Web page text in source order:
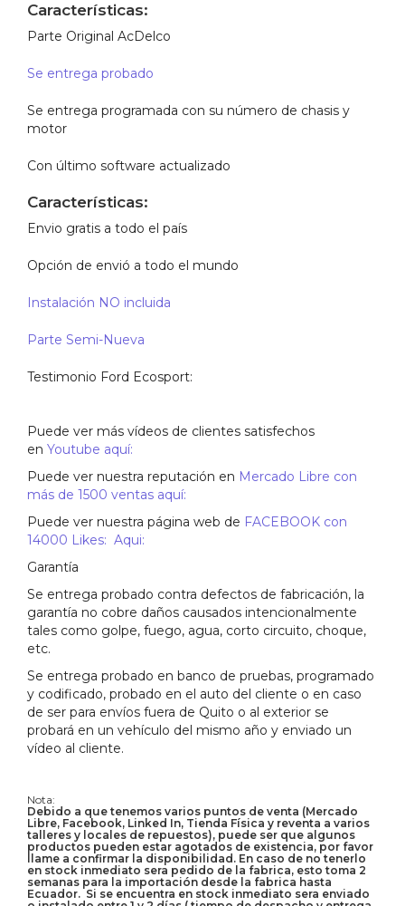
Características:
Parte Original AcDelco
Se entrega probado
Se entrega programada con su número de chasis y
motor
Con último software actualizado
Características:
Envio gratis a todo el país
Opción de envió a todo el mundo
Instalación NO incluida
Parte Semi-Nueva
Testimonio Ford Ecosport:
Puede ver más vídeos de clientes satisfechos
en Youtube aquí:
Puede ver nuestra reputación en Mercado Libre con
más de 1500 ventas aquí:
Puede ver nuestra página web de FACEBOOK con
14000 Likes: Aqui:
Garantía
Se entrega probado contra defectos de fabricación, la
garantía no cobre daños causados intencionalmente
tales como golpe, fuego, agua, corto circuito, choque,
etc.
Se entrega probado en banco de pruebas, programado
y codificado, probado en el auto del cliente o en caso
de ser para envíos fuera de Quito o al exterior se
probará en un vehículo del mismo año y enviado un
vídeo al cliente.
Nota:
Debido a que tenemos varios puntos de venta (Mercado
Libre, Facebook, Linked In, Tienda Física y reventa a varios
talleres y locales de repuestos), puede ser que algunos
productos pueden estar agotados de existencia, por favor
llame a confirmar la disponibilidad. En caso de no tenerlo
en stock inmediato sera pedido de la fabrica, esto toma 2
semanas para la importación desde la fabrica hasta
Ecuador. Si se encuentra en stock inmediato sera enviado